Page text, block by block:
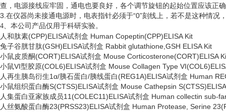
查，电源接线应牢固，通电也要良好，各个调节旋钮的起始位置应该正
3.在仪器尚未接通电源时，电表指针必须于“0”刻线上，若不是这种情况
4 本公司产品仅用于科研实验。
人和肽素(CPP)ELISA试剂盒 Human Copeptin(CPP)ELISA Kit
兔子谷胱甘肽(GSH)ELISA试剂盒 Rabbit glutathione,GSH ELISA Kit
小鼠皮质酮(CORT)ELISA试剂盒 Mouse Corticosterone(CORT)ELISA
小鼠VI型胶原(COL6)ELISA试剂盒 Mouse Collagen Type
人再生胰岛衍生1α/胰石蛋白/胰线蛋白(REG1A)ELISA试剂盒 Human
小鼠组织蛋白酶S(CTSS)ELISA试剂盒 Mouse Cathepsin
人集蛋白亚家族成员11(COLEC11)ELISA试剂盒 Human collectin sub-
人丝氨酸蛋白酶23(PRSS23)ELISA试剂盒 Human Protease, Serine